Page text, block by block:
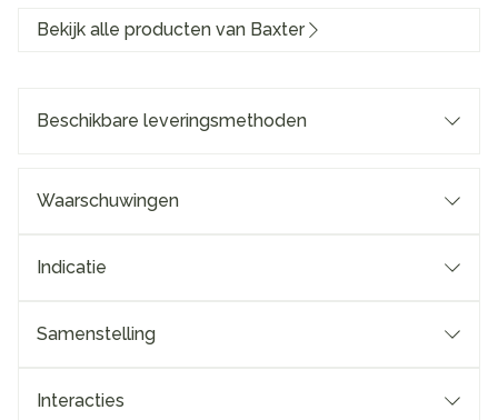
Bekijk alle producten van Baxter
Beschikbare leveringsmethoden
Waarschuwingen
Indicatie
Samenstelling
Interacties